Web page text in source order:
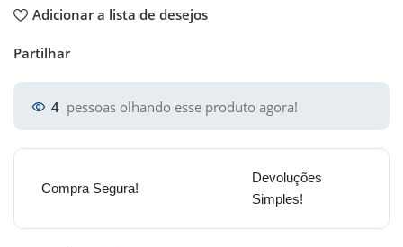
Adicionar a lista de desejos
Partilhar
4 pessoas olhando esse produto agora!
Compra Segura!
Devoluções
Simples!